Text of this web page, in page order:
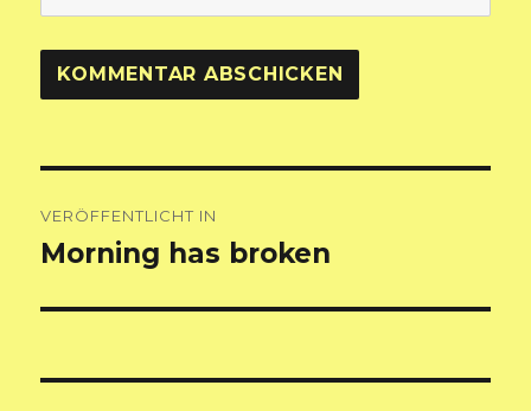
VERÖFFENTLICHT IN
Morning has broken